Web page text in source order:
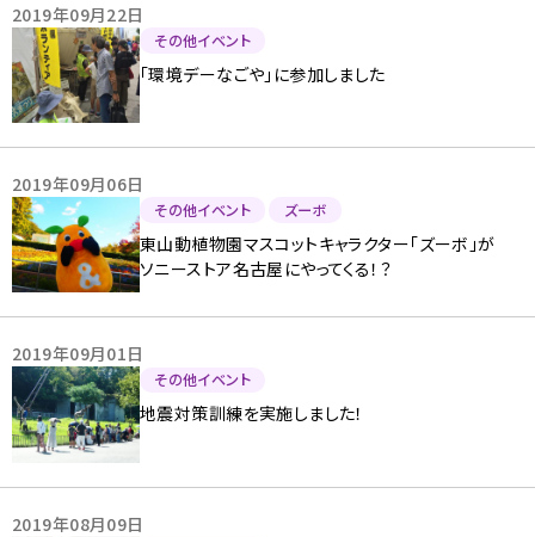
2019年09月22日
その他イベント
「環境デーなごや」に参加しました
2019年09月06日
その他イベント ズーボ
東山動植物園マスコットキャラクター「ズーボ」が
ソニーストア名古屋にやってくる！？
2019年09月01日
その他イベント
地震対策訓練を実施しました！
2019年08月09日